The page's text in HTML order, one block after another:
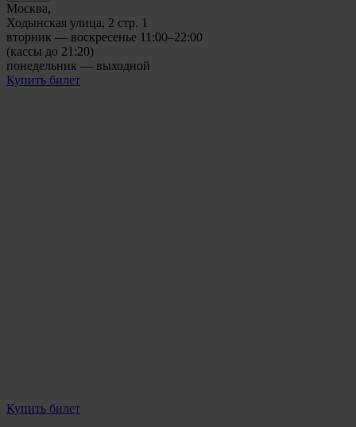
Москва,
Ходынская улица, 2 стр. 1
вторник — воскресенье 11:00–22:00
(кассы до 21:20)
понедельник — выходной
Купить билет
Купить билет